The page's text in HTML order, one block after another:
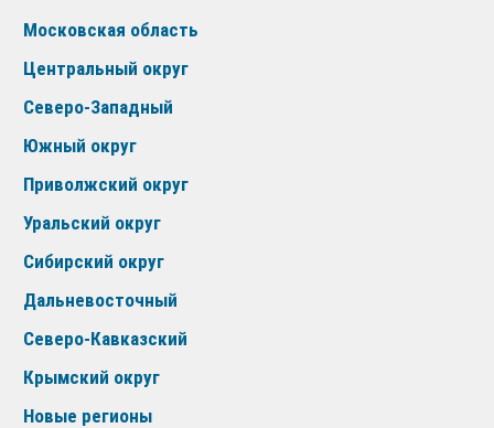
Московская область
Центральный округ
Северо-Западный
Южный округ
Приволжский округ
Уральский округ
Сибирский округ
Дальневосточный
Северо-Кавказский
Крымский округ
Новые регионы